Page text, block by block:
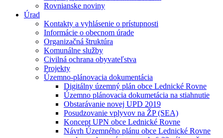
Rovnianske noviny
Úrad
Kontakty a vyhlásenie o prístupnosti
Informácie o obecnom úrade
Organizačná štruktúra
Komunálne služby
Civilná ochrana obyvateľstva
Projekty
Územno-plánovacia dokumentácia
Digitálny územný plán obce Lednické Rovne
Územno plánovacia dokumetácia na stiahnutie
Obstarávanie novej UPD 2019
Posudzovanie vplyvov na ŽP (SEA)
Koncept UPN obce Lednické Rovne
Návrh Územného plánu obce Lednické Rovne